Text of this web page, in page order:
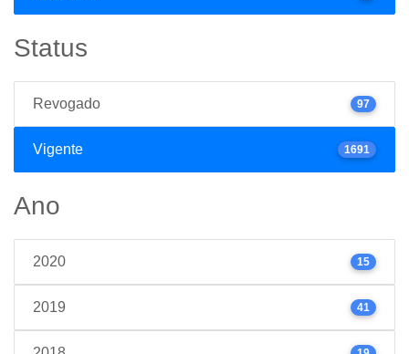
Status
Revogado 97
Vigente 1691
Ano
2020 15
2019 41